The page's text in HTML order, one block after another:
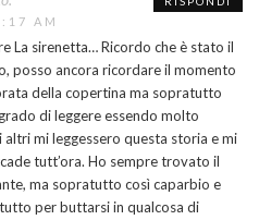
AM
La sirenetta… Ricordo che è stato il
posso ancora ricordare il momento
della copertina ma sopratutto
di leggere essendo molto
mi leggessero questa storia e mi
tutt’ora. Ho sempre trovato il
ma sopratutto così caparbio e
per buttarsi in qualcosa di